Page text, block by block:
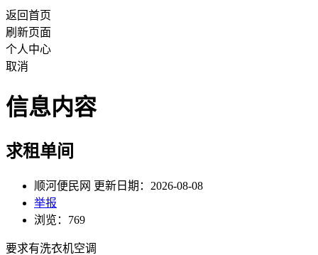
返回首页
刷新页面
个人中心
取消
信息内容
求租单间
顺河便民网 更新日期：2026-08-08
举报
浏览：769
要求有洗衣机空调